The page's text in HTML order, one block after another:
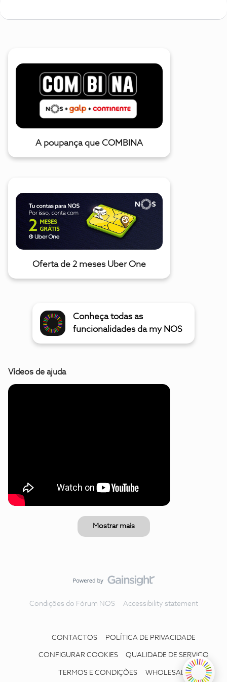
A poupança que COMBINA
Oferta de 2 meses Uber One
Conheça todas as
funcionalidades da my NOS
Vídeos de ajuda
Mostrar mais
Condições do Fórum NOS Accessibility statement
CONTACTOS POLÍTICA DE PRIVACIDADE
CONFIGURAR COOKIES QUALIDADE DE SERVIÇO
TERMOS E CONDIÇÕES WHOLESALE